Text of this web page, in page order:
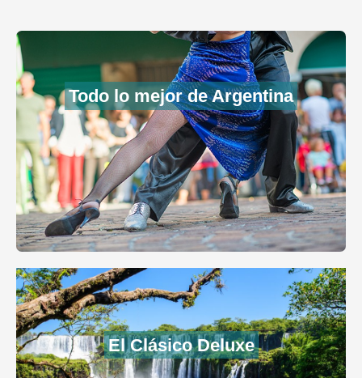
Todo lo mejor de Argentina
El Clásico Deluxe